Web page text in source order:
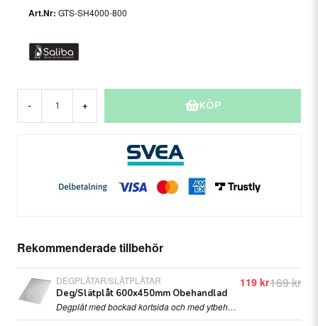
GTS-SH4000-800
- + KÖP
Rekommenderade tillbehör
DEGPLÅTAR/SLÄTPLÅTAR
Deg/Slätplåt 600x450mm Obehandlad
Degplåt med bockad kortsida och med ytbehandling av obehandlad aluminium
169 kr
119 kr